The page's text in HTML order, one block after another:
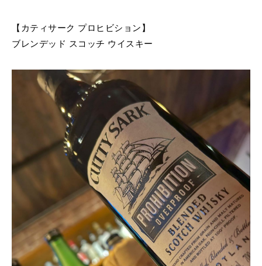
【カティサーク プロヒビション】
ブレンデッド スコッチ ウイスキー